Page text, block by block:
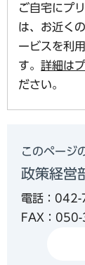
ご自宅にプ
は、お近く
ービスを利
す。 詳細は
ださい。
このページ
政策経営
電話：
FAX：